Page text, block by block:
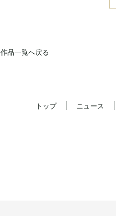
作品一覧へ戻る
トップ ニュース